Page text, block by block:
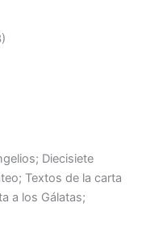
Diecisiete
Textos de la carta
a los Gálatas;